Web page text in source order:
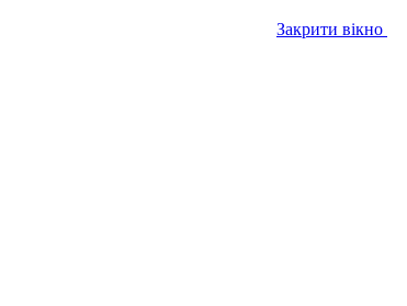
Закрити вікно